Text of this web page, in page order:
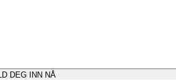
DEG INN NÅ